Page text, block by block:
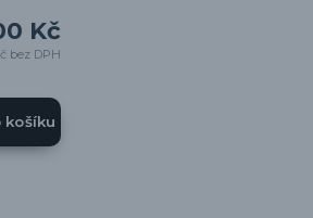
Kč
bez DPH
košíku